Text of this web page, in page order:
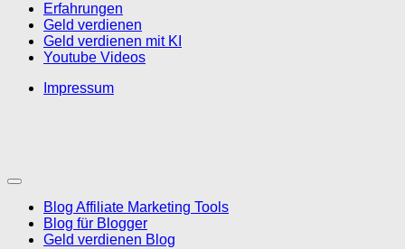
Erfahrungen
Geld verdienen
Geld verdienen mit KI
Youtube Videos
Impressum
Blog Affiliate Marketing Tools
Blog für Blogger
Geld verdienen Blog